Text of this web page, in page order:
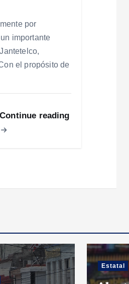
por
importante
el propósito de
Continue reading
Estatal